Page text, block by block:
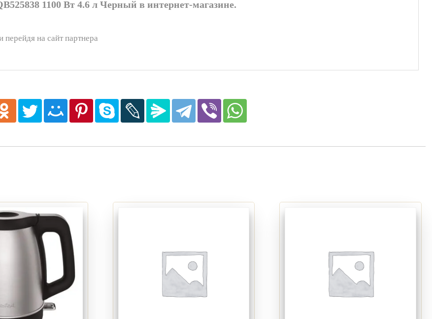
1100 Вт 4.6 л Черный в интернет-магазине.
на сайт партнера